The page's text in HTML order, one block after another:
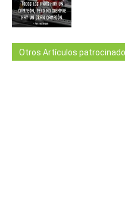
Otros Artículos